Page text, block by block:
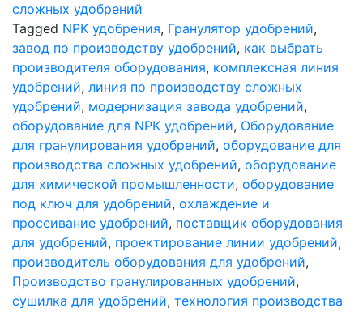
сложных удобрений
Tagged NPK удобрения, Гранулятор удобрений,
завод по производству удобрений, как выбрать
производителя оборудования, комплексная линия
удобрений, линия по производству сложных
удобрений, модернизация завода удобрений,
оборудование для NPK удобрений, Оборудование
для гранулирования удобрений, оборудование для
производства сложных удобрений, оборудование
для химической промышленности, оборудование
под ключ для удобрений, охлаждение и
просеивание удобрений, поставщик оборудования
для удобрений, проектирование линии удобрений,
производитель оборудования для удобрений,
Производство гранулированных удобрений,
сушилка для удобрений, технология производства